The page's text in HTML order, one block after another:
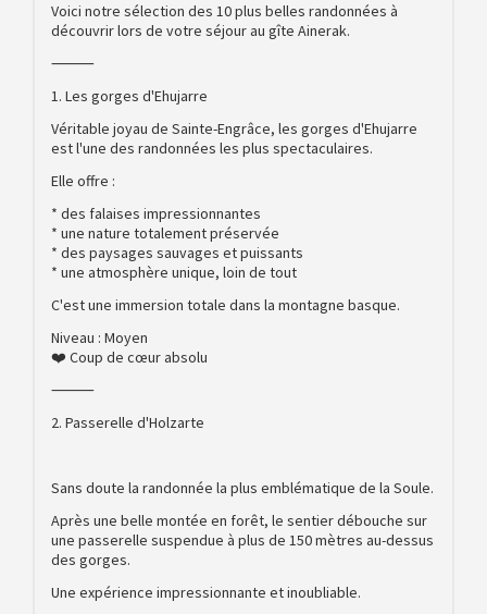
Voici notre sélection des 10 plus belles randonnées à
découvrir lors de votre séjour au gîte Ainerak.
⸻
1. Les gorges d'Ehujarre
Véritable joyau de Sainte-Engrâce, les gorges d'Ehujarre
est l'une des randonnées les plus spectaculaires.
Elle offre :
* des falaises impressionnantes
* une nature totalement préservée
* des paysages sauvages et puissants
* une atmosphère unique, loin de tout
C'est une immersion totale dans la montagne basque.
Niveau : Moyen
❤️ Coup de cœur absolu
⸻
2. Passerelle d'Holzarte
Sans doute la randonnée la plus emblématique de la Soule.
Après une belle montée en forêt, le sentier débouche sur
une passerelle suspendue à plus de 150 mètres au-dessus
des gorges.
Une expérience impressionnante et inoubliable.